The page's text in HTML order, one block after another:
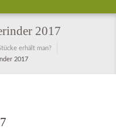
2017
erhält man?
2017